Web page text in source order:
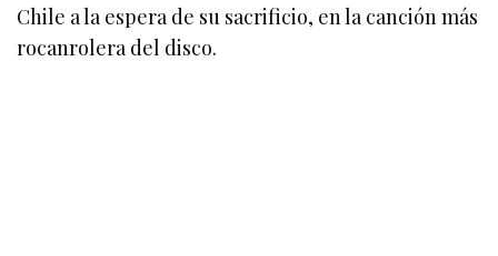
Chile a la espera de su sacrificio, en la canción más
rocanrolera del disco.